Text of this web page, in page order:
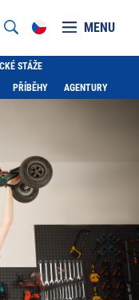
MENU
STÁŽE
PŘÍBĚHY AGENTURY